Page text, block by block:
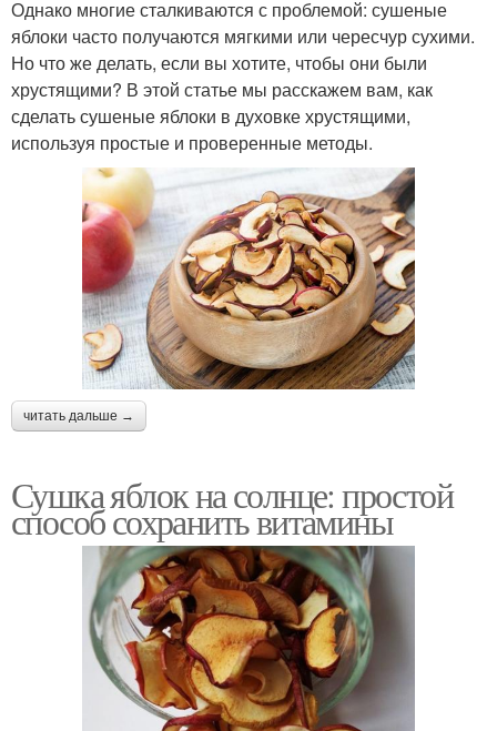
Однако многие сталкиваются с проблемой: сушеные
яблоки часто получаются мягкими или чересчур сухими.
Но что же делать, если вы хотите, чтобы они были
хрустящими? В этой статье мы расскажем вам, как
сделать сушеные яблоки в духовке хрустящими,
используя простые и проверенные методы.
читать дальше →
Сушка яблок на солнце: простой
способ сохранить витамины